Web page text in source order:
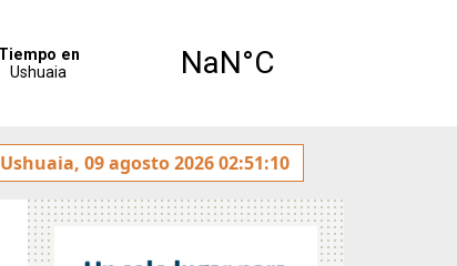
La voz de Tolhuin llegó al Congreso de la Nación a
Ushuaia, 09 agosto 2026 02:51:10